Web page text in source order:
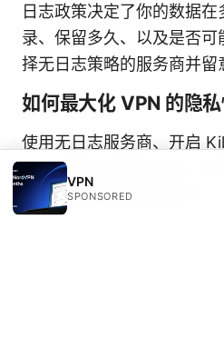
日志政策决定了你的数据
录、保留多久、以及是否
择无日志策略的服务商并留
如何最大化 VPN 的隐私
使用无日志服务商、开启
器中混用未加密的扩展、
受信任的设备上使用账户。
VPN
SPONSORED